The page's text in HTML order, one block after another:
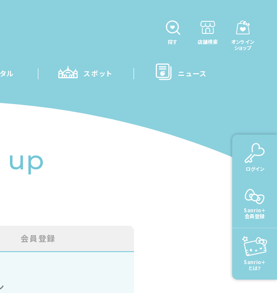
ログイン
Sanrio＋
会員登録
Sanrio＋
とは？
探す 店舗検索
オンライン
ショップ
ル スポット ニュース
up
会員登録